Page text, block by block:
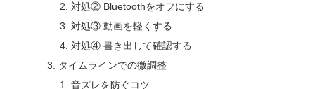
対処② Bluetoothをオフにする
対処③ 動画を軽くする
対処④ 書き出して確認する
タイムラインでの微調整
音ズレを防ぐコツ